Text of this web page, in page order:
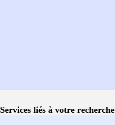
Services liés à votre recherche